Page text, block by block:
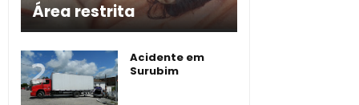
Área restrita
Acidente em
Surubim